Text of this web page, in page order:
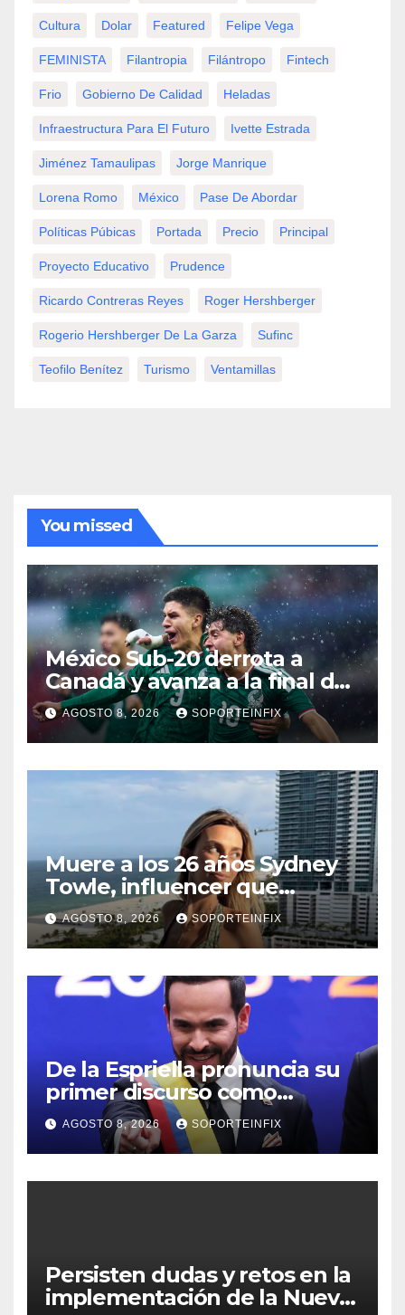
Cultura Dolar Featured Felipe Vega
FEMINISTA Filantropia Filántropo Fintech
Frio Gobierno De Calidad Heladas
Infraestructura Para El Futuro Ivette Estrada
Jiménez Tamaulipas Jorge Manrique
Lorena Romo México Pase De Abordar
Políticas Púbicas Portada Precio Principal
Proyecto Educativo Prudence
Ricardo Contreras Reyes Roger Hershberger
Rogerio Hershberger De La Garza Sufinc
Teofilo Benítez Turismo Ventamillas
You missed
México Sub-20 derrota a
Canadá y avanza a la final del
Premundial Concacaf
AGOSTO 8, 2026 SOPORTEINFIX
Muere a los 26 años Sydney
Towle, influencer que
documentó su lucha contra
el cáncer
AGOSTO 8, 2026 SOPORTEINFIX
De la Espriella pronuncia su
primer discurso como
presidente de Colombia con
diez claves de gobierno
AGOSTO 8, 2026 SOPORTEINFIX
Persisten dudas y retos en la
implementación de la Nueva